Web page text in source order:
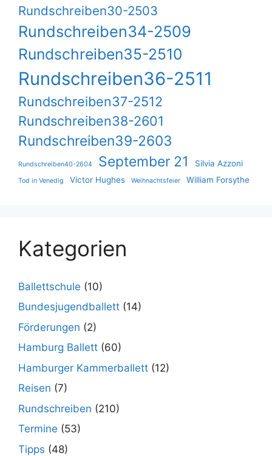
Rundschreiben30-2503
Rundschreiben34-2509
Rundschreiben35-2510
Rundschreiben36-2511
Rundschreiben37-2512
Rundschreiben38-2601
Rundschreiben39-2603
Rundschreiben40-2604 September 21 Silvia Azzoni
Tod in Venedig Victor Hughes Weihnachtsfeier William Forsythe
Kategorien
Ballettschule (10)
Bundesjugendballett (14)
Förderungen (2)
Hamburg Ballett (60)
Hamburger Kammerballett (12)
Reisen (7)
Rundschreiben (210)
Termine (53)
Tipps (48)